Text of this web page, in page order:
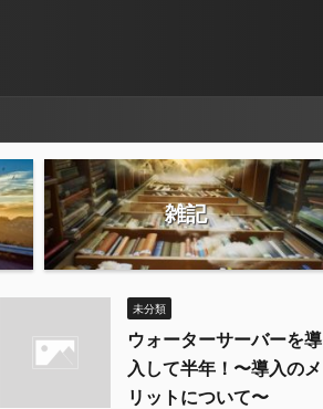
雑記
未分類
ウォーターサーバーを導
入して半年！〜導入のメ
リットについて〜